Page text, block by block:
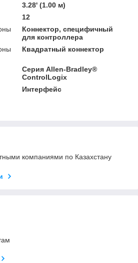
3.28' (1.00 м)
12
Коннектор, специфичный
для контроллера
Квадратный коннектор
Серия Allen-Bradley®
ControlLogix
Интерфейс
компаниями по Казахстану